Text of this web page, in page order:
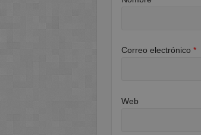
Correo electrónico*
Web